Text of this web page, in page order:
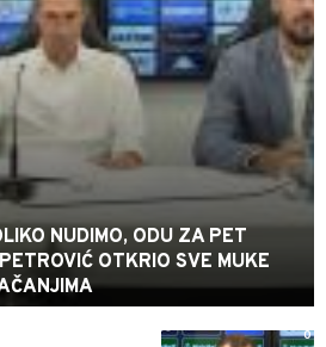
NUDIMO, ODU ZA PET
OTKRIO SVE MUKE
0